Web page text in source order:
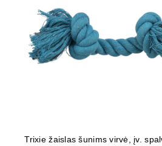
Trixie žaislas šunims virvė, įv.